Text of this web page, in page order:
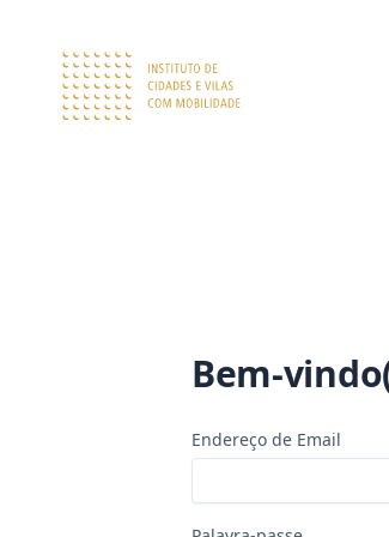
Bem-
Endereço de Email